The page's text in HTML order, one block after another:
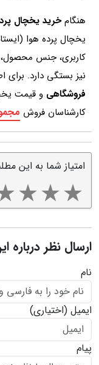
هنگامخرید یخچال
یخچال پرده هوا
کاربری، جنس محصول،
نیز بستگی دارد. برای
فروشگاهی و قیمت
کارشناسان فروش
امتیاز شما به این
ارسال نظر درباره
نام
ایمیل (اختیاری)
پیام